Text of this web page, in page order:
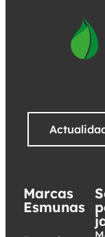
Marcas
Esmunas